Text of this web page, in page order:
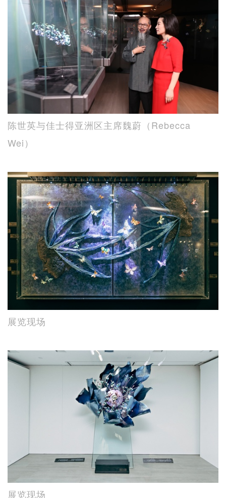
陈世英与佳士得亚洲区主席魏蔚（Rebecca
Wei）
展览现场
展览现场